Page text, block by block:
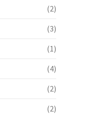
(2)
(3)
(1)
(4)
(2)
(2)